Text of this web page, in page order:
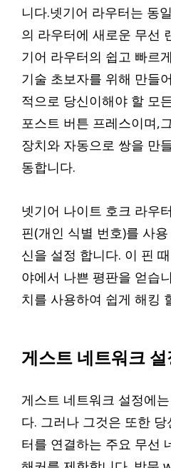
니다.넷기어 라우터는 동
의 라우터에 새로운 무선
기어 라우터의 쉽고 빠르
기술 초보자를 위해 만들
적으로 당신이해야 할 모
포스트 버튼 프레스이며,
장치와 자동으로 쌍을 만
동합니다.
넷기어 나이트 호크 라우
핀(개인 식별 번호)를 사
신을 설정 합니다. 이 핀
야에서 나쁜 평판을 얻습
치를 사용하여 쉽게 해킹
게스트 네트워크 설
게스트 네트워크 설정에
다. 그러나 그것은 또한
터를 연결하는 주요 무선